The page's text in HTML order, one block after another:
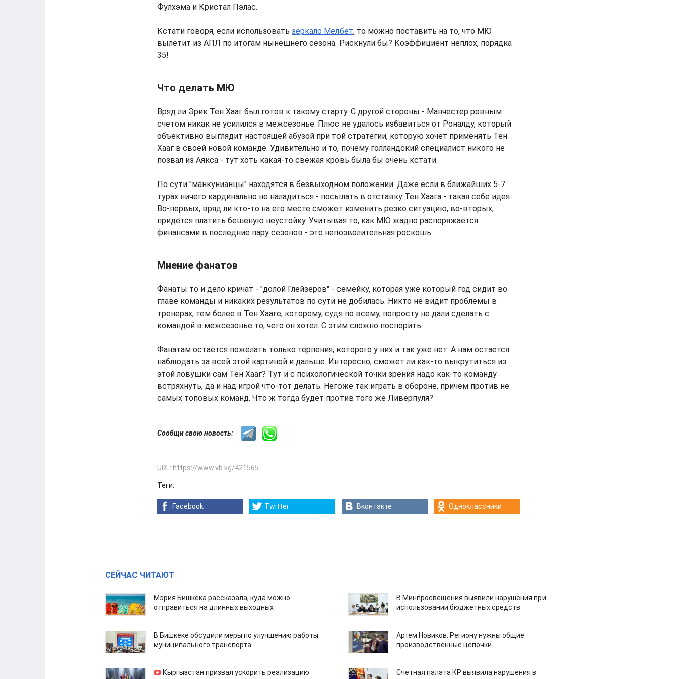
Фулхэма и Кристал Пэлас.
Кстати говоря, если использовать зеркало Мелбет, то можно поставить на то, что МЮ
вылетит из АПЛ по итогам нынешнего сезона. Рискнули бы? Коэффициент неплох, порядка
35!
Что делать МЮ
Вряд ли Эрик Тен Хааг был готов к такому старту. С другой стороны - Манчестер ровным
счетом никак не усилился в межсезонье. Плюс не удалось избавиться от Роналду, который
объективно выглядит настоящей абузой при той стратегии, которую хочет применять Тен
Хааг в своей новой команде. Удивительно и то, почему голландский специалист никого не
позвал из Аякса - тут хоть какая-то свежая кровь была бы очень кстати.
По сути "манкунианцы" находятся в безвыходном положении. Даже если в ближайших 5-7
турах ничего кардинально не наладиться - посылать в отставку Тен Хаага - такая себе идея.
Во-первых, вряд ли кто-то на его месте сможет изменить резко ситуацию, во-вторых,
придется платить бешеную неустойку. Учитывая то, как МЮ жадно распоряжается
финансами в последние пару сезонов - это непозволительная роскошь.
Мнение фанатов
Фанаты то и дело кричат - "долой Глейзеров" - семейку, которая уже который год сидит во
главе команды и никаких результатов по сути не добилась. Никто не видит проблемы в
тренерах, тем более в Тен Хааге, которому, судя по всему, попросту не дали сделать с
командой в межсезонье то, чего он хотел. С этим сложно поспорить.
Фанатам остается пожелать только терпения, которого у них и так уже нет. А нам остается
наблюдать за всей этой картиной и дальше. Интересно, сможет ли как-то выкрутиться из
этой ловушки сам Тен Хааг? Тут и с психологической точки зрения надо как-то команду
встряхнуть, да и над игрой что-тот делать. Негоже так играть в обороне, причем против не
самых топовых команд. Что ж тогда будет против того же Ливерпуля?
Сообщи свою новость:
URL: https://www.vb.kg/421565
Теги:
Facebook Twitter Вконтакте Одноклассники
СЕЙЧАС ЧИТАЮТ
Мэрия Бишкека рассказала, куда можно
отправиться на длинных выходных
В Минпросвещения выявили нарушения при
использовании бюджетных средств
В Бишкеке обсудили меры по улучшению работы
муниципального транспорта
Артем Новиков: Региону нужны общие
производственные цепочки
Кыргызстан призвал ускорить реализацию
Счетная палата КР выявила нарушения в